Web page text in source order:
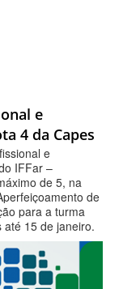
e
4 da Capes
e
IFFar –
de 5, na
de
para a turma
15 de janeiro.